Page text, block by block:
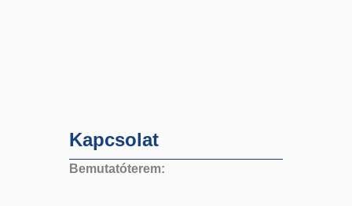
Kapcsolat
Bemutatóterem: